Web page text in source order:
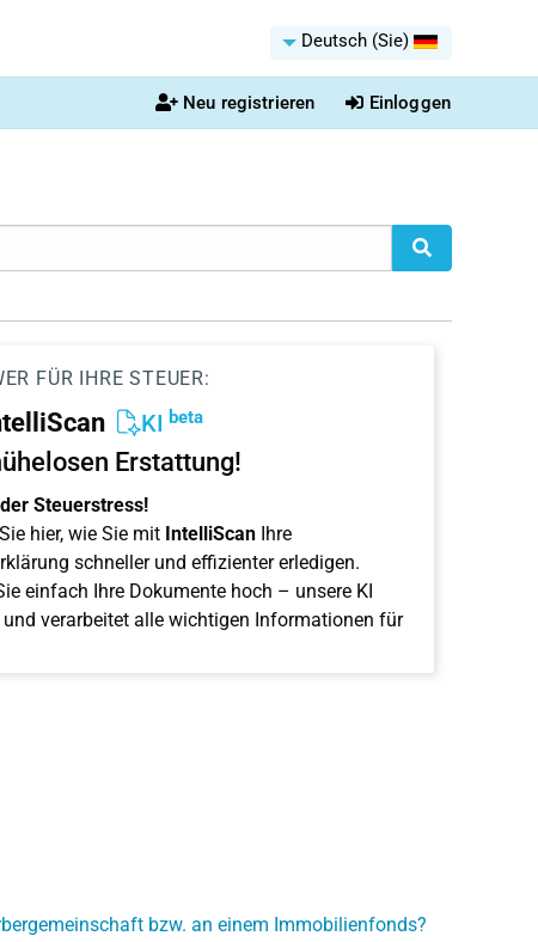
Deutsch (Sie)
Neu registrieren Einloggen
FÜR IHRE STEUER:
KI beta
Erstattung!
Steuerstress!
hier, wie Sie mit IntelliScanIhre
schneller und effizienter erledigen.
einfach Ihre Dokumente hoch – unsere KI
und verarbeitet alle wichtigen Informationen für
bzw. an einem Immobilienfonds?